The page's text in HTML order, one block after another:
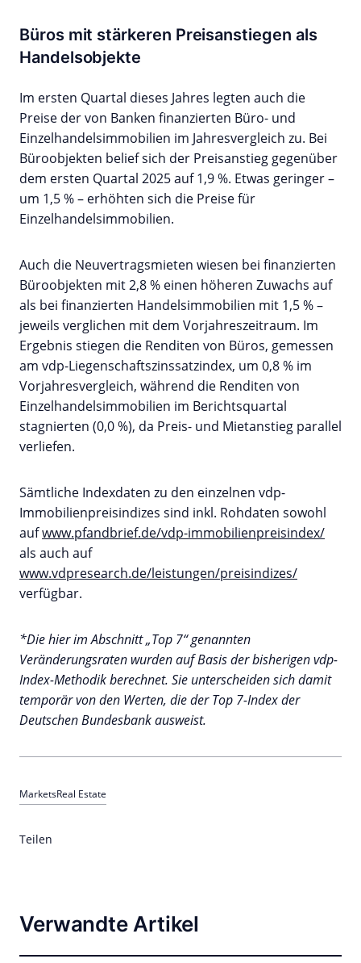
Büros mit stärkeren Preisanstiegen als
Handelsobjekte
Im ersten Quartal dieses Jahres legten auch die
Preise der von Banken finanzierten Büro- und
Einzelhandelsimmobilien im Jahresvergleich zu. Bei
Büroobjekten belief sich der Preisanstieg gegenüber
dem ersten Quartal 2025 auf 1,9 %. Etwas geringer –
um 1,5 % – erhöhten sich die Preise für
Einzelhandelsimmobilien.
Auch die Neuvertragsmieten wiesen bei finanzierten
Büroobjekten mit 2,8 % einen höheren Zuwachs auf
als bei finanzierten Handelsimmobilien mit 1,5 % –
jeweils verglichen mit dem Vorjahreszeitraum. Im
Ergebnis stiegen die Renditen von Büros, gemessen
am vdp-Liegenschaftszinssatzindex, um 0,8 % im
Vorjahresvergleich, während die Renditen von
Einzelhandelsimmobilien im Berichtsquartal
stagnierten (0,0 %), da Preis- und Mietanstieg parallel
verliefen.
Sämtliche Indexdaten zu den einzelnen vdp-
Immobilienpreisindizes sind inkl. Rohdaten sowohl
aufwww.pfandbrief.de/vdp-immobilienpreisindex/
als auch auf
www.vdpresearch.de/leistungen/preisindizes/
verfügbar.
*Die hier im Abschnitt „Top 7“ genannten
Veränderungsraten wurden auf Basis der bisherigen vdp-
Index-Methodik berechnet. Sie unterscheiden sich damit
temporär von den Werten, die der Top 7-Index der
Deutschen Bundesbank ausweist.
MarketsReal Estate
Teilen
Verwandte Artikel